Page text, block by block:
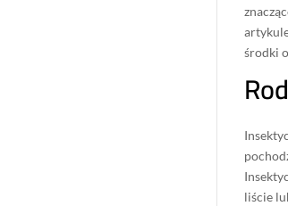
środki
liście